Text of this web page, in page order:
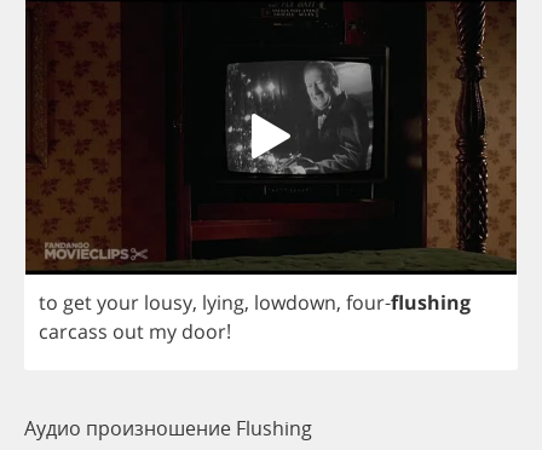
to getyour lousy, lying, lowdown, four-flushing
carcass out my door!
Аудио произношение Flushing